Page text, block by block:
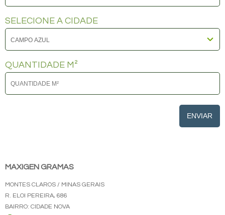
SELECIONE A CIDADE
QUANTIDADE M²
ENVIAR
MAXIGEN GRAMAS
MONTES CLAROS / MINAS GERAIS
R. ELOI PEREIRA, 686
BAIRRO: CIDADE NOVA